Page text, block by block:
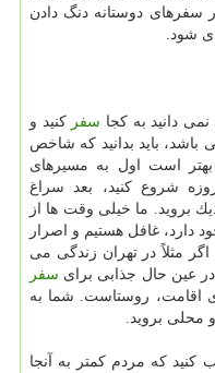
سفرهای دوستانه دنگ دادن
شود.
دانید به كجا سفر كنید و
باشد، باید بدانید كه شاخص
است اول به مسیرهای
شروع كنید، بعد سراغ
بروید. ما خیلی وقت ها از
دارد، غافل هستیم و اصرار
مثلاً در تهران زندگی می
عین حال جذابی برای سفر
اقامت، روستاست. شما به
محلی بروید.
كنید كه مردم كمتر به آنجا